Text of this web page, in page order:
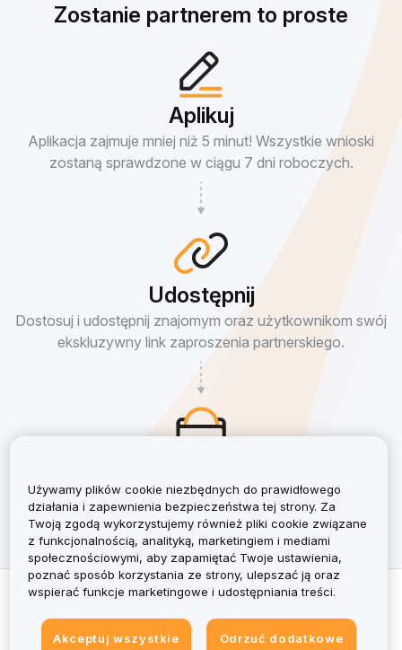
Zostanie partnerem to proste
Aplikuj
Aplikacja zajmuje mniej niż 5 minut! Wszystkie wnioski
zostaną sprawdzone w ciągu 7 dni roboczych.
Udostępnij
Dostosuj i udostępnij znajomym oraz użytkownikom swój
ekskluzywny link zaproszenia partnerskiego.
Zarabiaj nawet do 50% prowizji. Dodatkowe 10%, jeśli
użytkownik zostanie Partnerem, i więcej!
© 2025–2026 Bybit EU. Wszelkie prawa zastrzeżone.
Umowa partnerska
Używamy plików cookie niezbędnych do prawidłowego
działania i zapewnienia bezpieczeństwa tej strony. Za
Twoją zgodą wykorzystujemy również pliki cookie związane
z funkcjonalnością, analityką, marketingiem i mediami
społecznościowymi, aby zapamiętać Twoje ustawienia,
poznać sposób korzystania ze strony, ulepszać ją oraz
wspierać funkcje marketingowe i udostępniania treści.
Akceptuj wszystkie
Odrzuć dodatkowe